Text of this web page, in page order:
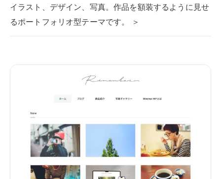
イラスト、デザイン、写真。作品を額装するように見せ
るポートフォリオ型テーマです。 ＞